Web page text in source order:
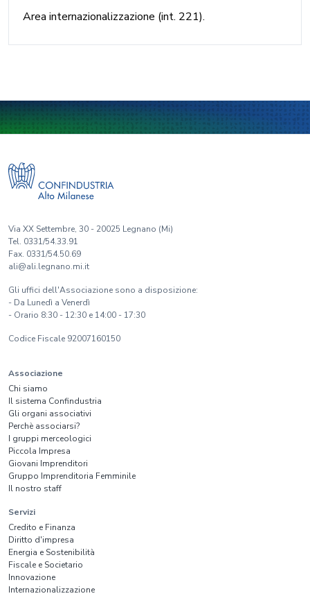
Area internazionalizzazione (int. 221).
Via XX Settembre, 30 - 20025 Legnano (Mi)
Tel. 0331/54.33.91
Fax. 0331/54.50.69
ali@ali.legnano.mi.it
Gli uffici dell'Associazione sono a disposizione:
- Da Lunedì a Venerdì
- Orario 8:30 - 12:30 e 14:00 - 17:30
Codice Fiscale 92007160150
Associazione
Chi siamo
Il sistema Confindustria
Gli organi associativi
Perchè associarsi?
I gruppi merceologici
Piccola Impresa
Giovani Imprenditori
Gruppo Imprenditoria Femminile
Il nostro staff
Servizi
Credito e Finanza
Diritto d'impresa
Energia e Sostenibilità
Fiscale e Societario
Innovazione
Internazionalizzazione